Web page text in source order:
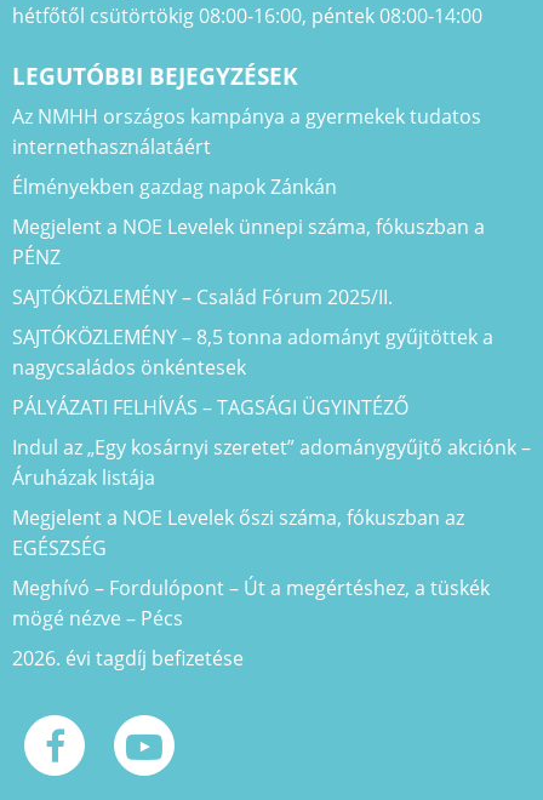
hétfőtől csütörtökig 08:00-16:00, péntek 08:00-14:00
LEGUTÓBBI BEJEGYZÉSEK
Az NMHH országos kampánya a gyermekek tudatos
internethasználatáért
Élményekben gazdag napok Zánkán
Megjelent a NOE Levelek ünnepi száma, fókuszban a
PÉNZ
SAJTÓKÖZLEMÉNY – Család Fórum 2025/II.
SAJTÓKÖZLEMÉNY – 8,5 tonna adományt gyűjtöttek a
nagycsaládos önkéntesek
PÁLYÁZATI FELHÍVÁS – TAGSÁGI ÜGYINTÉZŐ
Indul az „Egy kosárnyi szeretet” adománygyűjtő akciónk –
Áruházak listája
Megjelent a NOE Levelek őszi száma, fókuszban az
EGÉSZSÉG
Meghívó – Fordulópont – Út a megértéshez, a tüskék
mögé nézve – Pécs
2026. évi tagdíj befizetése